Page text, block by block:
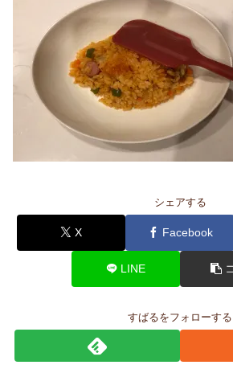
シェアする
X Facebook
LINE
すばるをフォローする